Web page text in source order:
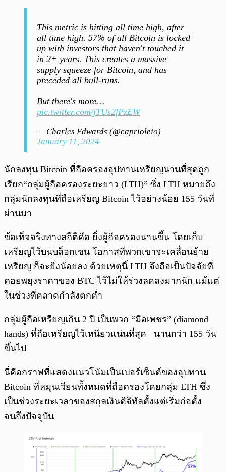
This metric is hitting all time high, after
all time high. 57% of all Bitcoin is locked
up with investors that haven't touched it
in 2+ years. This creates a massive
supply squeeze for Bitcoin, and has
preceded all bull-runs.
But there's more…
pic.twitter.com/jTUs2fPzEW
— Charles Edwards (@caprioleio)
January 11, 2024
นักลงทุน Bitcoin ที่ถือครองอุปทานเหรียญนานที่สุดถูก
เรียก“กลุ่มผู้ถือครองระยะยาว (LTH)” ซึ่ง LTH หมายถึง
กลุ่มนักลงทุนที่ถือเหรียญ Bitcoin ไว้อย่างน้อย 155 วันที่
ผ่านมา
ข้อเท็จจริงทางสถิติคือ ยิ่งผู้ถือครองนานขึ้น โดยเก็บ
เหรียญไว้บนบล็อกเชน โอกาสที่พวกเขาจะเคลื่อนย้าย
เหรียญ ก็จะยิ่งน้อยลง ด้วยเหตุนี้ LTH จึงถือเป็นปัจจัยที่
คอยพยุงราคาของ BTC ไว้ไม่ให้ร่วงลดลงมากนัก แม้แต่
ในช่วงที่ตลาดกำลังตกต่ำ
กลุ่มผู้ถือเหรียญเกิน 2 ปี เป็นพวก “มือเพชร” (diamond
hands) ที่ถือเหรียญไว้เหนียวแน่นที่สุด นานกว่า 155 วัน
ขึ้นไป
นี่คือกราฟที่แสดงแนวโน้มเป็นเปอร์เซ็นต์ของอุปทาน
Bitcoin ที่หมุนเวียนทั้งหมดที่ถือครองโดยกลุ่ม LTH ซึ่ง
เป็นช่วงระยะเวลาของสกุลเงินดิจิทัลตั้งแต่เริ่มก่อตั้ง
จนถึงปัจจุบัน